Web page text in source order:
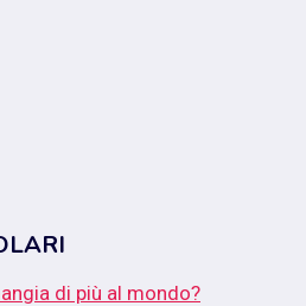
di più al mondo?